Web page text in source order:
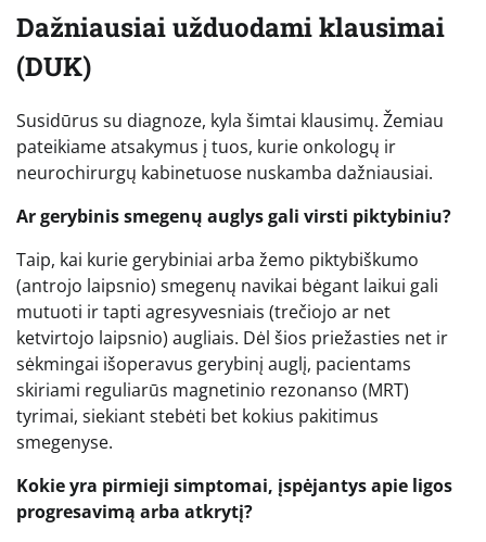
Dažniausiai užduodami klausimai
(DUK)
Susidūrus su diagnoze, kyla šimtai klausimų. Žemiau
pateikiame atsakymus į tuos, kurie onkologų ir
neurochirurgų kabinetuose nuskamba dažniausiai.
Ar gerybinis smegenų auglys gali virsti piktybiniu?
Taip, kai kurie gerybiniai arba žemo piktybiškumo
(antrojo laipsnio) smegenų navikai bėgant laikui gali
mutuoti ir tapti agresyvesniais (trečiojo ar net
ketvirtojo laipsnio) augliais. Dėl šios priežasties net ir
sėkmingai išoperavus gerybinį auglį, pacientams
skiriami reguliarūs magnetinio rezonanso (MRT)
tyrimai, siekiant stebėti bet kokius pakitimus
smegenyse.
Kokie yra pirmieji simptomai, įspėjantys apie ligos
progresavimą arba atkrytį?